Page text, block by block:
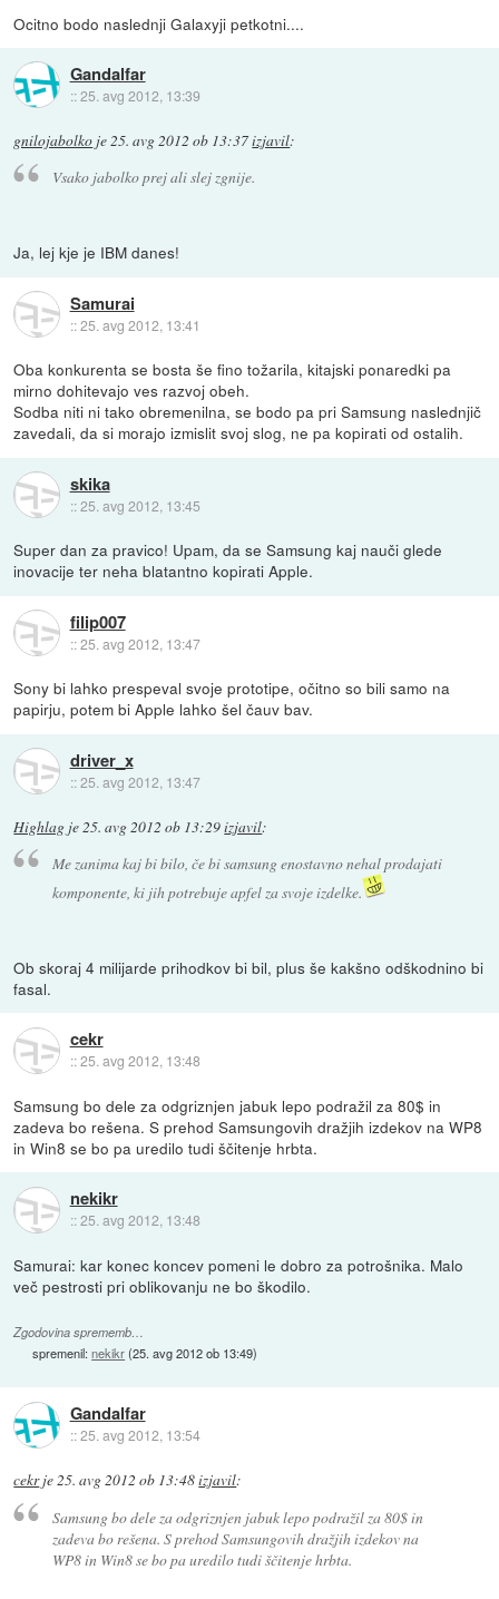
Ocitno bodo naslednji Galaxyji petkotni....
Gandalfar
::25. avg 2012, 13:39
gnilojabolko je25. avg 2012 ob 13:37izjavil:
Vsako jabolko prej ali slej zgnije.
Ja, lej kje je IBM danes!
Samurai
::25. avg 2012, 13:41
Oba konkurenta se bosta še fino tožarila, kitajski ponaredki pa
mirno dohitevajo ves razvoj obeh.
Sodba niti ni tako obremenilna, se bodo pa pri Samsung naslednjič
zavedali, da si morajo izmislit svoj slog, ne pa kopirati od ostalih.
skika
::25. avg 2012, 13:45
Super dan za pravico! Upam, da se Samsung kaj nauči glede
inovacije ter neha blatantno kopirati Apple.
filip007
::25. avg 2012, 13:47
Sony bi lahko prespeval svoje prototipe, očitno so bili samo na
papirju, potem bi Apple lahko šel čauv bav.
driver_x
::25. avg 2012, 13:47
Highlag je 25. avg 2012 ob 13:29izjavil:
Me zanima kaj bi bilo, če bi samsung enostavno nehal prodajati
komponente, ki jih potrebuje apfel za svoje izdelke.
Ob skoraj 4 milijarde prihodkov bi bil, plus še kakšno odškodnino bi
fasal.
cekr
::25. avg 2012, 13:48
Samsung bo dele za odgriznjen jabuk lepo podražil za 80$ in
zadeva bo rešena. S prehod Samsungovih dražjih izdekov na WP8
in Win8 se bo pa uredilo tudi ščitenje hrbta.
nekikr
::25. avg 2012, 13:48
Samurai: kar konec koncev pomeni le dobro za potrošnika. Malo
več pestrosti pri oblikovanju ne bo škodilo.
Zgodovina sprememb…
spremenil:nekikr(25. avg 2012 ob 13:49)
Gandalfar
::25. avg 2012, 13:54
cekrje25. avg 2012 ob 13:48izjavil:
Samsung bo dele za odgriznjen jabuk lepo podražil za 80$ in
zadeva bo rešena. S prehod Samsungovih dražjih izdekov na
WP8 in Win8 se bo pa uredilo tudi ščitenje hrbta.